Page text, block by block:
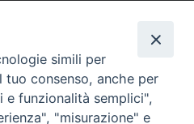
Italia
simili per
consenso, anche per
funzionalità semplici",
"misurazione" e